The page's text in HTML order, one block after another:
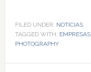
FILED UNDER: NOTICIAS
TAGGED WITH:
PHOTOGRAPHY